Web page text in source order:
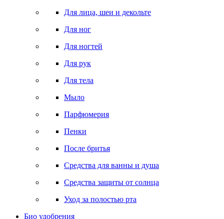
Для лица, шеи и декольте
Для ног
Для ногтей
Для рук
Для тела
Мыло
Парфюмерия
Пенки
После бритья
Средства для ванны и душа
Средства защиты от солнца
Уход за полостью рта
Био удобрения